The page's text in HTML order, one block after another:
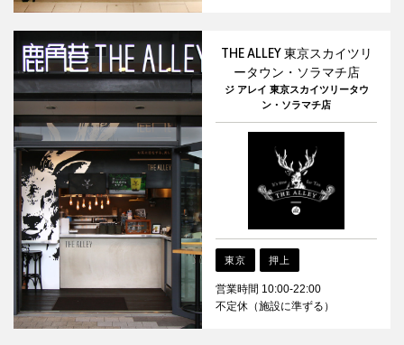
THE ALLEY 東京スカイツリ
ータウン・ソラマチ店
ジ アレイ 東京スカイツリータウ
ン・ソラマチ店
東京 押上
営業時間 10:00-22:00
不定休（施設に準ずる）